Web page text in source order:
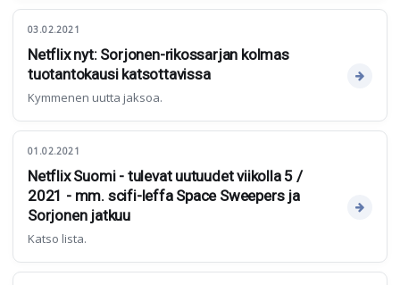
03.02.2021
Netflix nyt: Sorjonen-rikossarjan kolmas
tuotantokausi katsottavissa
Kymmenen uutta jaksoa.
01.02.2021
Netflix Suomi - tulevat uutuudet viikolla 5 /
2021 - mm. scifi-leffa Space Sweepers ja
Sorjonen jatkuu
Katso lista.